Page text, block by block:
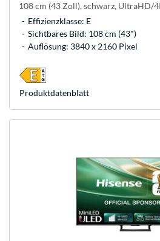
108 cm (43 Zoll), schwarz, UltraHD/
Effizienzklasse: E
Sichtbares Bild: 108 cm (43")
Auflösung: 3840 x 2160 Pixel
Produkt­datenblatt